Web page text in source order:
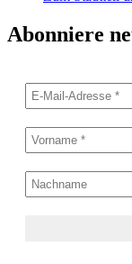
Abonniere